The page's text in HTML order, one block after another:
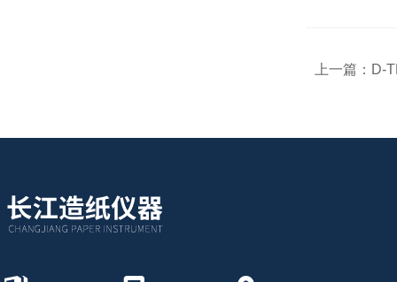
上一篇： D-